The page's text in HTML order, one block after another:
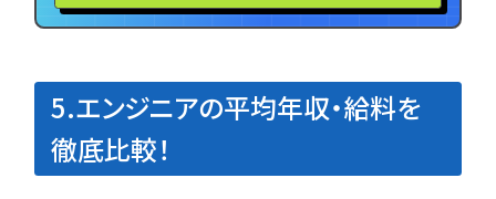
5.エンジニアの平均年収・給料を
徹底比較！